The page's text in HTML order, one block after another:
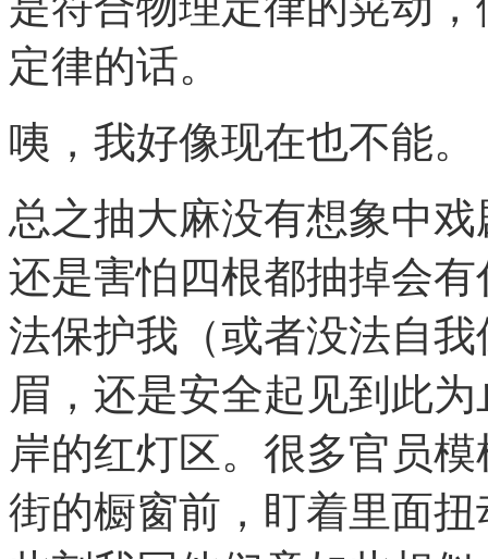
定律的话。
咦，我好像现在也不能。
总之抽大麻没有想象中
还是害怕四根都抽掉会
法保护我（或者没法自
眉，还是安全起见到此
岸的红灯区。很多官员
街的橱窗前，盯着里面